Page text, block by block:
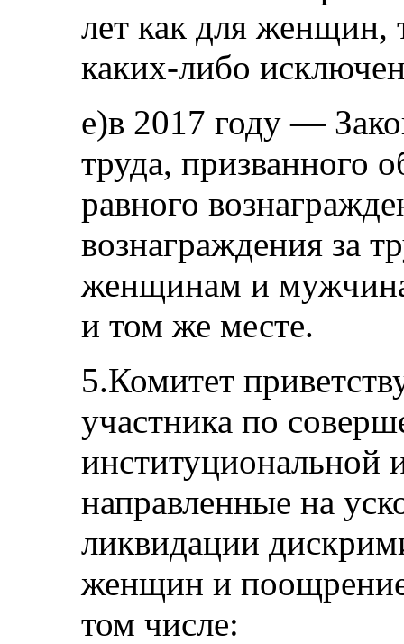
лет как для женщин,
каких-либо
e)в 2017 году —
труда, призванного
равного
вознаграждения за
женщинам и
и том же месте.
5.Комитет
участника по
институциональной
направленные на
ликвидации
женщин и поощрение
том числе: